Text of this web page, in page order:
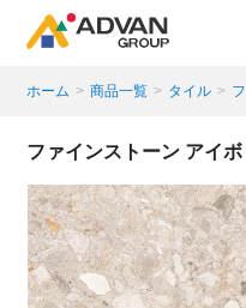
商品ページにある「お気
商品がここに表示されま
ホーム > 商品一覧 > タイル >
ファインストーン アイボ